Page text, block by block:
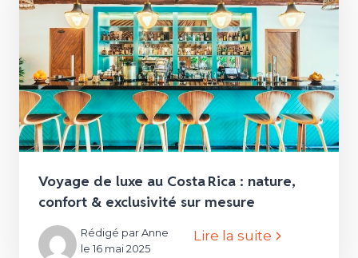
Voyage de luxe au Costa Rica : nature,
confort & exclusivité sur mesure
Rédigé par Anne
le 16 mai 2025
Lire la suite